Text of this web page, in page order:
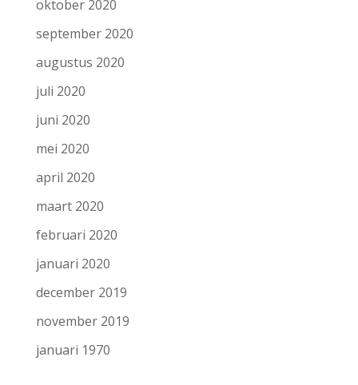
oktober 2020
september 2020
augustus 2020
juli 2020
juni 2020
mei 2020
april 2020
maart 2020
februari 2020
januari 2020
december 2019
november 2019
januari 1970